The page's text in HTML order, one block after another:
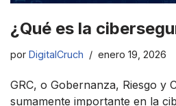
¿Qué es la
por DigitalCruch enero 19, 2026
GRC, o Gobernanza, Riesgo y
sumamente importante en la